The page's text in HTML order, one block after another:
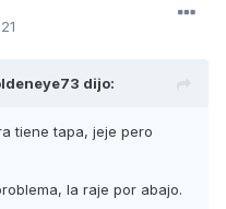
dijo:
tiene tapa, jeje pero
la raje por abajo.